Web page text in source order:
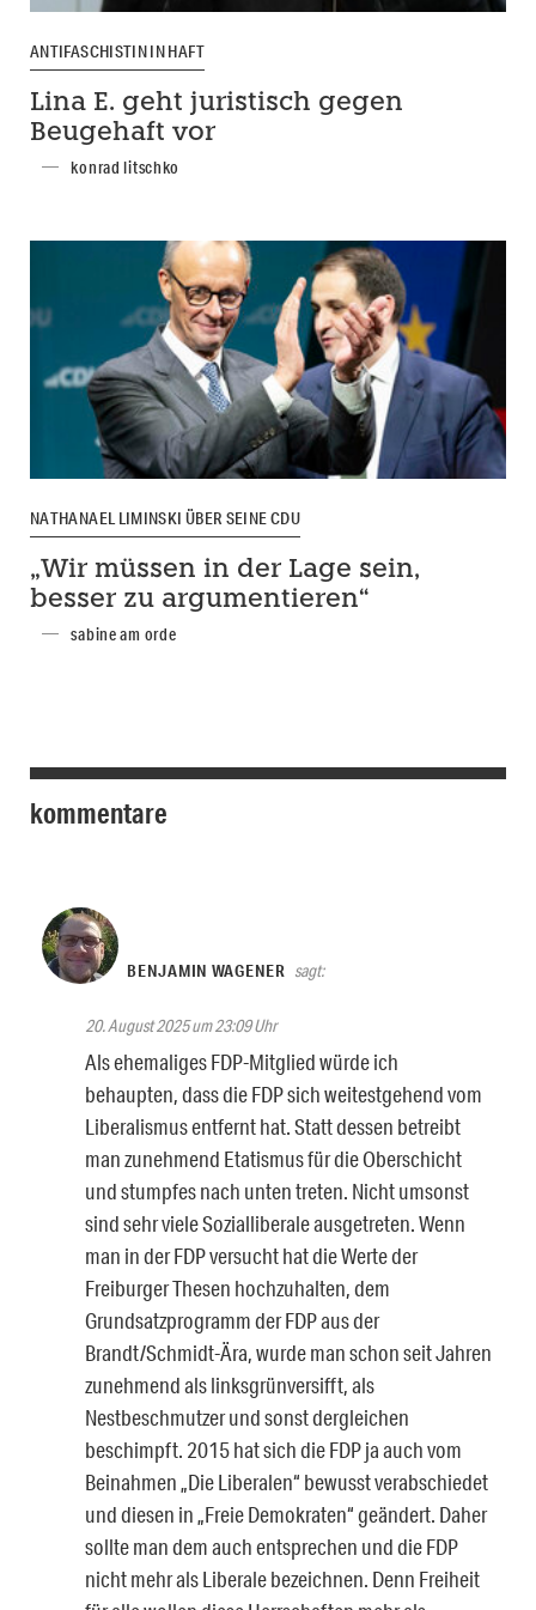
ANTIFASCHISTIN IN HAFT
Lina E. geht juristisch gegen
Beugehaft vor
konrad litschko
NATHANAEL LIMINSKI ÜBER SEINE CDU
„Wir müssen in der Lage sein,
besser zu argumentieren“
sabine am orde
kommentare
BENJAMIN WAGENER sagt:
20. August 2025 um 23:09 Uhr
Als ehemaliges FDP-Mitglied würde ich
behaupten, dass die FDP sich weitestgehend vom
Liberalismus entfernt hat. Statt dessen betreibt
man zunehmend Etatismus für die Oberschicht
und stumpfes nach unten treten. Nicht umsonst
sind sehr viele Sozialliberale ausgetreten. Wenn
man in der FDP versucht hat die Werte der
Freiburger Thesen hochzuhalten, dem
Grundsatzprogramm der FDP aus der
Brandt/Schmidt-Ära, wurde man schon seit Jahren
zunehmend als linksgrünversifft, als
Nestbeschmutzer und sonst dergleichen
beschimpft. 2015 hat sich die FDP ja auch vom
Beinahmen „Die Liberalen“ bewusst verabschiedet
und diesen in „Freie Demokraten“ geändert. Daher
sollte man dem auch entsprechen und die FDP
nicht mehr als Liberale bezeichnen. Denn Freiheit